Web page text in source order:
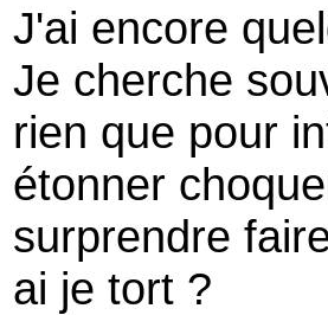
J'ai encore
Je cherche
rien que pour
étonner
surprendre
ai je tort ?